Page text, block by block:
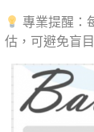
專業提醒：
估，可避免盲